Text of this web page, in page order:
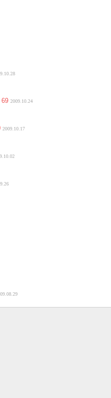
69 2009.10.24
2009.10.17